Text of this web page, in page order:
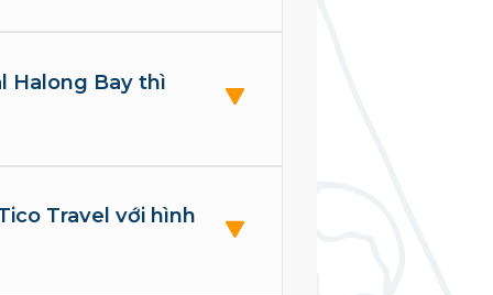
Halong Bay thì
Travel với hình